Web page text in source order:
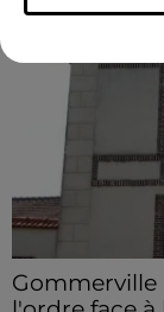
Gommerville